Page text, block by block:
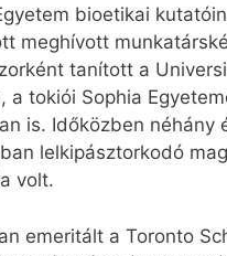
bioetikai
meghívott
tanított a
a tokiói Sophia
is. Időközben néhány
lelkipásztorkodó
volt.
emeritált a Toronto